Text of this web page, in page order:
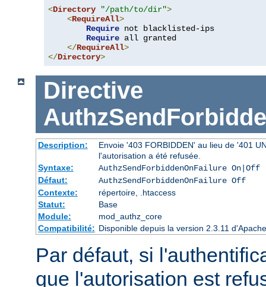
<Directory "/path/to/dir">
<RequireAll>
Require not blacklisted-ips
Require all granted
</RequireAll>
</Directory>
Directive
Description:
Envoie '403 FORBIDDEN' au lieu de '401
l'autorisation a été refusée.
Syntaxe:
AuthzSendForbiddenOnFailure On|Off
Défaut:
AuthzSendForbiddenOnFailure Off
Contexte:
répertoire, .htaccess
Statut:
Base
Module:
mod_authz_core
Compatibilité: Disponible depuis la version 2.3.11
Par défaut, si
que l'autorisation est